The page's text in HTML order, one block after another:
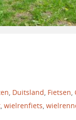
, Duitsland, Fietsen,
, wielrenfiets,